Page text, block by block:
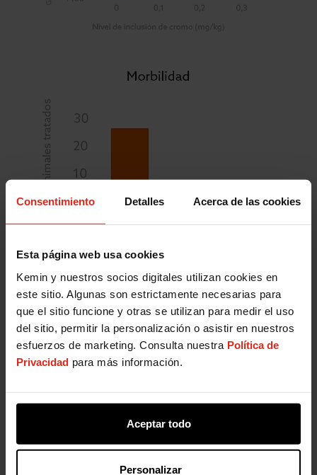
Consentimiento Detalles Acerca de las cookies
Esta página web usa cookies
Kemin y nuestros socios digitales utilizan cookies en
este sitio. Algunas son estrictamente necesarias para
que el sitio funcione y otras se utilizan para medir el uso
del sitio, permitir la personalización o asistir en nuestros
esfuerzos de marketing. Consulta nuestra Política de
Privacidad para más información.
Aceptar todo
Personalizar